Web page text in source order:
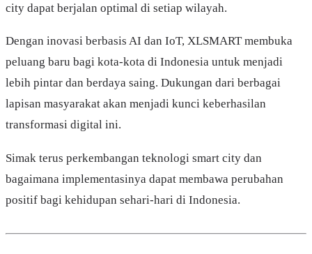
city dapat berjalan optimal di setiap wilayah.
Dengan inovasi berbasis AI dan IoT, XLSMART membuka
peluang baru bagi kota-kota di Indonesia untuk menjadi
lebih pintar dan berdaya saing. Dukungan dari berbagai
lapisan masyarakat akan menjadi kunci keberhasilan
transformasi digital ini.
Simak terus perkembangan teknologi smart city dan
bagaimana implementasinya dapat membawa perubahan
positif bagi kehidupan sehari-hari di Indonesia.